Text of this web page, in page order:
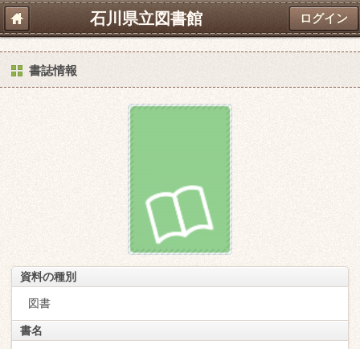
石川県立図書館 ログイン
書誌情報
資料の種別
図書
書名